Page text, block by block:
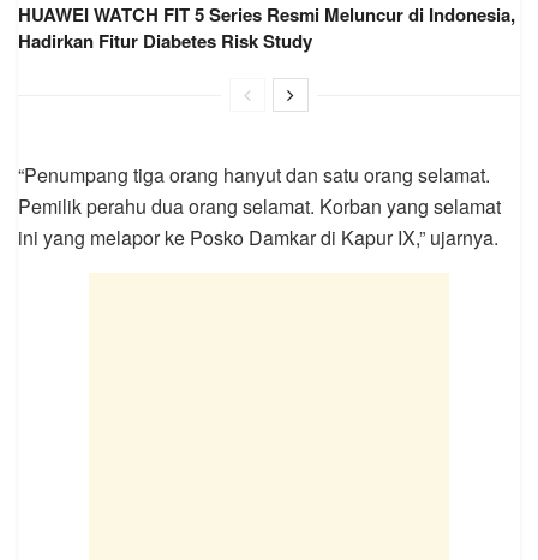
HUAWEI WATCH FIT 5 Series Resmi Meluncur di Indonesia,
Hadirkan Fitur Diabetes Risk Study
“Penumpang tiga orang hanyut dan satu orang selamat.
Pemilik perahu dua orang selamat. Korban yang selamat
ini yang melapor ke Posko Damkar di Kapur IX,” ujarnya.